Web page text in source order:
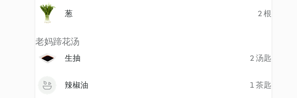
葱 2 根
老妈蹄花汤
生抽 2 汤匙
辣椒油 1 茶匙